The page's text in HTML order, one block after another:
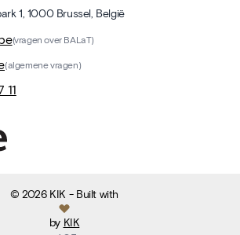
1, 1000 Brussel, België
(vragen over BALaT)
(algemene vragen)
11
©2026 KIK - Built with
by KIK